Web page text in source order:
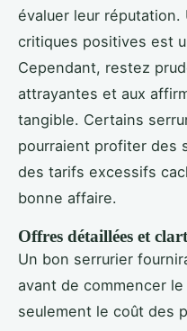
évaluer leur réputation.
critiques positives est
Cependant, restez
attrayantes et aux
tangible. Certains
pourraient profiter des
des tarifs excessifs
bonne affaire.
Offres détaillées et
Un bon serrurier
avant de commencer
seulement le coût des